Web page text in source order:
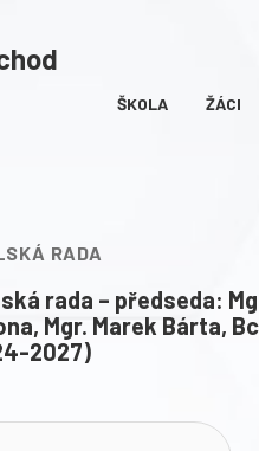
ŠKOLA ŽÁCI
RADA
rada – předseda:
Mgr. Marek Bárta,
2027)